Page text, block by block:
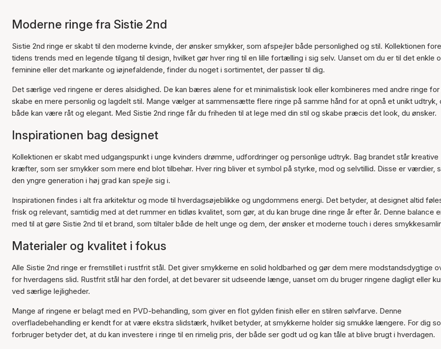
Moderne ringe fra Sistie 2nd
Sistie 2nd ringe er skabt til den moderne kvinde, der ønsker smykker, som afspejler både personlighed og stil. Kollektionen
tidens trends med en legende tilgang til design, hvilket gør hver ring til en lille fortælling i sig selv. Uanset om du er til det enkle
feminine eller det markante og iøjnefaldende, finder du noget i sortimentet, der passer til dig.
Det særlige ved ringene er deres alsidighed. De kan bæres alene for et minimalistisk look eller kombineres med andre ringe for
skabe en mere personlig og lagdelt stil. Mange vælger at sammensætte flere ringe på samme hånd for at opnå et unikt udtryk,
både kan være råt og elegant. Med Sistie 2nd ringe får du friheden til at lege med din stil og skabe præcis det look, du ønsker.
Inspirationen bag designet
Kollektionen er skabt med udgangspunkt i unge kvinders drømme, udfordringer og personlige udtryk. Bag brandet står kreative
kræfter, som ser smykker som mere end blot tilbehør. Hver ring bliver et symbol på styrke, mod og selvtillid. Disse er værdier,
den yngre generation i høj grad kan spejle sig i.
Inspirationen findes i alt fra arkitektur og mode til hverdagsøjeblikke og ungdommens energi. Det betyder, at designet altid
frisk og relevant, samtidig med at det rummer en tidløs kvalitet, som gør, at du kan bruge dine ringe år efter år. Denne balance
med til at gøre Sistie 2nd til et brand, som tiltaler både de helt unge og dem, der ønsker et moderne touch i deres
Materialer og kvalitet i fokus
Alle Sistie 2nd ringe er fremstillet i rustfrit stål. Det giver smykkerne en solid holdbarhed og gør dem mere modstandsdygtige
for hverdagens slid. Rustfrit stål har den fordel, at det bevarer sit udseende længe, uanset om du bruger ringene dagligt eller
ved særlige lejligheder.
Mange af ringene er belagt med en PVD-behandling, som giver en flot gylden finish eller en stilren sølvfarve. Denne
overfladebehandling er kendt for at være ekstra slidstærk, hvilket betyder, at smykkerne holder sig smukke længere. For dig
forbruger betyder det, at du kan investere i ringe til en rimelig pris, der både ser godt ud og kan tåle at blive brugt i hverdagen.